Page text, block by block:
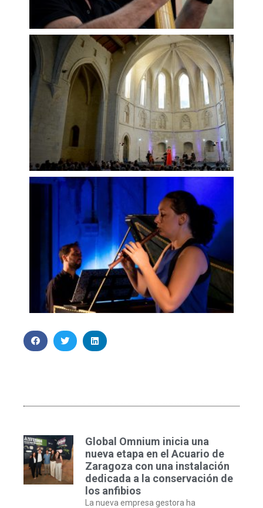
Global Omnium inicia una
nueva etapa en el Acuario de
Zaragoza con una instalación
dedicada a la conservación de
los anfibios
La nueva empresa gestora ha